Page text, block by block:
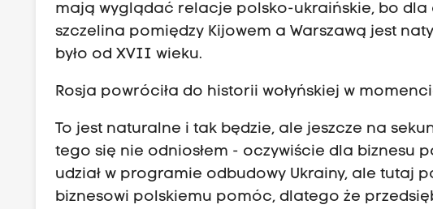
mają wyglądać relacje polsko-ukraińskie, bo dla
szczelina pomiędzy Kijowem a Warszawą jest
było od XVII wieku.
Rosja powróciła do historii wołyńskiej w
To jest naturalne i tak będzie, ale jeszcze na
tego się nie odniosłem - oczywiście dla biznesu
udział w programie odbudowy Ukrainy, ale tutaj
biznesowi polskiemu pomóc, dlatego że